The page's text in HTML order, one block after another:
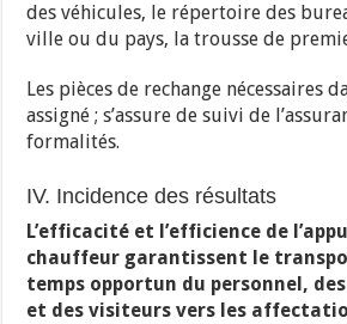
des véhicules, le répertoire des
ville ou du pays, la trousse de
Les pièces de rechange nécessaires
assigné ; s’assure de suivi de
formalités.
IV. Incidence des résultats
L’efficacité et l’efficience de
chauffeur garantissent le
temps opportun du personnel,
et des visiteurs vers les